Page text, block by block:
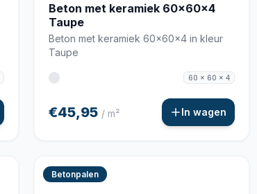
Beton met keramiek 60x60x4
Taupe
Beton met keramiek 60x60x4 in kleur
Taupe
60 x 60 x 4
€45,95 / m² In wagen
Betonpalen